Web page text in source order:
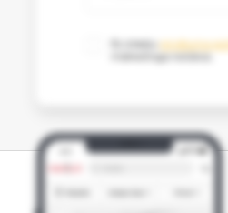
privātuma